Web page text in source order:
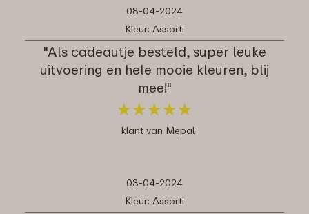
08-04-2024
Kleur: Assorti
"Als cadeautje besteld, super leuke
uitvoering en hele mooie kleuren, blij
mee!"
★★★★★
★★★★★
klant van Mepal
03-04-2024
Kleur: Assorti